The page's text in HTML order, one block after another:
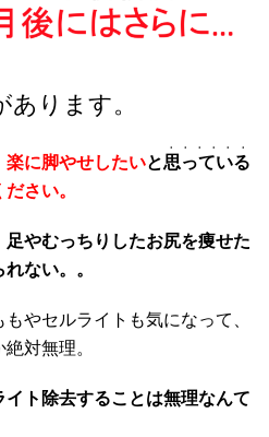
あります。
楽に脚やせしたいと思っている
・・・・・・
さい。
足やむっちりしたお尻を痩せた
ない。。
やセルライトも気になって、
対無理。
ト除去することは無理なんて